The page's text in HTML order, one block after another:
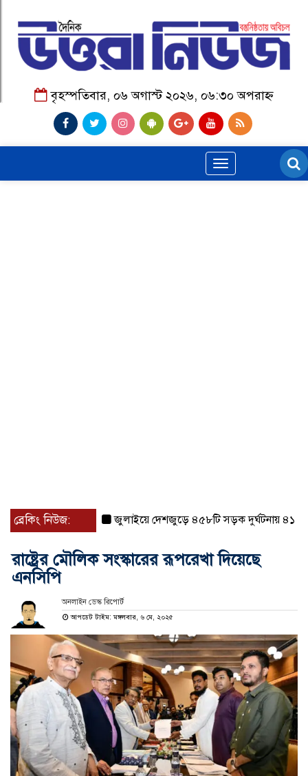
বৃহস্পতিবার, ০৬ অগাস্ট ২০২৬, ০৬:৩০ অপরাহ্ন
Toggle
navigation
ব্রেকিং নিউজ: জুলাইয়ে দেশজুড়ে ৪৫৮টি সড়ক দুর্ঘটনায় ৪১৬ জন
রাষ্ট্রের মৌলিক সংস্কারের রূপরেখা দিয়েছে
এনসিপি
অনলাইন ডেস্ক রিপোর্ট
আপডেট টাইম: মঙ্গলবার, ৬ মে, ২০২৫